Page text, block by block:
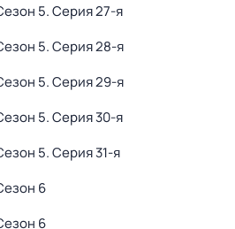
5. Серия 27-я
5. Серия 28-я
5. Серия 29-я
5. Серия 30-я
5. Серия 31-я
6
6